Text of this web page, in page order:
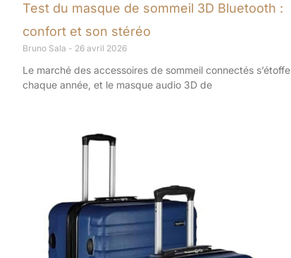
Test du masque de sommeil 3D Bluetooth :
confort et son stéréo
Bruno Sala 26 avril 2026
Le marché des accessoires de sommeil connectés s’étoffe
chaque année, et le masque audio 3D de